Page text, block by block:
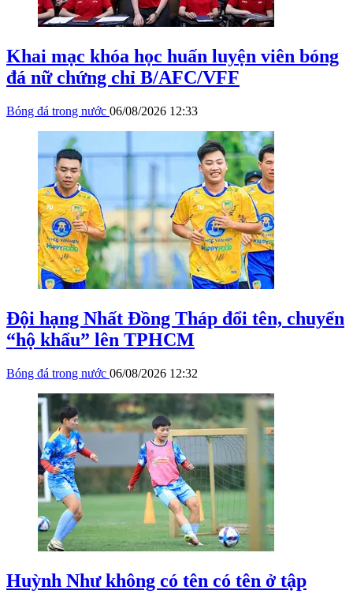
Khai mạc khóa học huấn luyện viên bóng
đá nữ chứng chỉ B/AFC/VFF
Bóng đá trong nước 06/08/2026 12:33
Đội hạng Nhất Đồng Tháp đổi tên, chuyển
“hộ khẩu” lên TPHCM
Bóng đá trong nước 06/08/2026 12:32
Huỳnh Như không có tên có tên ở tập